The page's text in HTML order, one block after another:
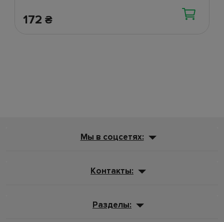
172 ₴
Мы в соцсетях:
Контакты:
Разделы: